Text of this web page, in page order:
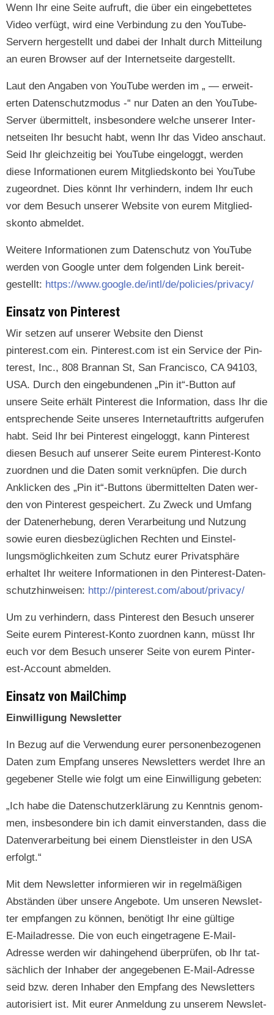
Wenn Ihr eine Seite aufruft, die über ein einge­bet­tetes
Video ver­fügt, wird eine Verbindung zu den YouTube-
Servern hergestellt und dabei der Inhalt durch Mit­teilung
an euren Brows­er auf der Inter­net­seite dargestellt.
Laut den Angaben von YouTube wer­den im „ — erweit­
erten Daten­schutz­modus -“ nur Dat­en an den YouTube-
Serv­er über­mit­telt, ins­beson­dere welche unser­er Inter­
net­seit­en Ihr besucht habt, wenn Ihr das Video anschaut.
Seid Ihr gle­ichzeit­ig bei YouTube ein­gel­og­gt, wer­den
diese Infor­ma­tio­nen eurem Mit­glied­skon­to bei YouTube
zuge­ord­net. Dies kön­nt Ihr ver­hin­dern, indem Ihr euch
vor dem Besuch unser­er Web­site von eurem Mit­glied­
skon­to abmeldet.
Weit­ere Infor­ma­tio­nen zum Daten­schutz von YouTube
wer­den von Google unter dem fol­gen­den Link bere­it­
gestellt: https://www.google.de/intl/de/policies/privacy/
Einsatz von Pinterest
Wir set­zen auf unser­er Web­site den Dienst
pinterest.com ein. Pinterest.com ist ein Ser­vice der Pin­
ter­est, Inc., 808 Bran­nan St, San Fran­cis­co, CA 94103,
USA. Durch den einge­bun­de­nen „Pin it“-Button auf
unsere Seite erhält Pin­ter­est die Infor­ma­tion, dass Ihr die
entsprechende Seite unseres Inter­ne­tauftritts aufgerufen
habt. Seid Ihr bei Pin­ter­est ein­gel­og­gt, kann Pin­ter­est
diesen Besuch auf unser­er Seite eurem Pin­ter­est-Kon­to
zuord­nen und die Dat­en somit verknüpfen. Die durch
Anklick­en des „Pin it“-Buttons über­mit­tel­ten Dat­en wer­
den von Pin­ter­est gespe­ichert. Zu Zweck und Umfang
der Daten­er­he­bung, deren Ver­ar­beitung und Nutzung
sowie euren dies­bezüglichen Recht­en und Ein­stel­
lungsmöglichkeit­en zum Schutz eur­er Pri­vat­sphäre
erhal­tet Ihr weit­ere Infor­ma­tio­nen in den Pin­ter­est-Daten­
schutzhin­weisen: http://pinterest.com/about/privacy/
Um zu ver­hin­dern, dass Pin­ter­est den Besuch unser­er
Seite eurem Pin­ter­est-Kon­to zuord­nen kann, müsst Ihr
euch vor dem Besuch unser­er Seite von eurem Pin­ter­
est-Account abmelden.
Einsatz von MailChimp
Ein­willi­gung Newsletter
In Bezug auf die Ver­wen­dung eur­er per­so­n­en­be­zo­ge­nen
Dat­en zum Emp­fang unseres Newslet­ters werdet Ihre an
gegeben­er Stelle wie fol­gt um eine Ein­willi­gung gebeten:
„Ich habe die Daten­schutzerk­lärung zu Ken­nt­nis genom­
men, ins­beson­dere bin ich damit ein­ver­standen, dass die
Daten­ver­ar­beitung bei einem Dien­stleis­ter in den USA
erfolgt.“
Mit dem Newslet­ter informieren wir in regelmäßi­gen
Abstän­den über unsere Ange­bote. Um unseren Newslet­
ter emp­fan­gen zu kön­nen, benötigt Ihr eine gültige
E‑Mailadresse. Die von euch einge­tra­gene E‑Mail-
Adresse wer­den wir dahinge­hend über­prüfen, ob Ihr tat­
säch­lich der Inhab­er der angegebe­nen E‑Mail-Adresse
seid bzw. deren Inhab­er den Emp­fang des Newslet­ters
autorisiert ist. Mit eur­er Anmel­dung zu unserem Newslet­